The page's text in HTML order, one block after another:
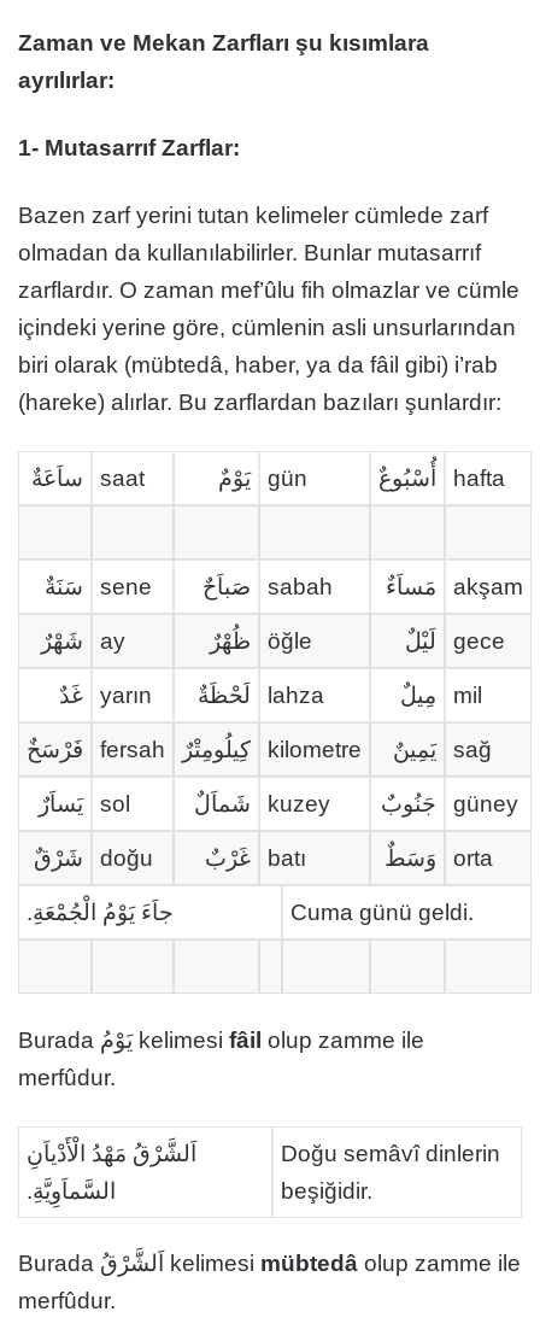
Zaman ve Mekan Zarfları şu kısımlara
ayrılırlar:
1- Mutasarrıf Zarflar:
Bazen zarf yerini tutan kelimeler cümlede zarf
olmadan da kullanılabilirler. Bunlar mutasarrıf
zarflardır. O zaman mef’ûlu fih olmazlar ve cümle
içindeki yerine göre, cümlenin asli unsurlarından
biri olarak (mübtedâ, haber, ya da fâil gibi) i’rab
(hareke) alırlar. Bu zarflardan bazıları şunlardır:
ساَعَةٌ saat يَوْمٌ gün أُسْبُوعٌ hafta
سَنَةٌ sene صَباَحٌ sabah مَساَءٌ akşam
شَهْرٌ ay ظُهْرٌ öğle لَيْلٌ gece
غَدٌ yarın لَحْظَةٌ lahza مِيلٌ mil
فَرْسَخٌ fersah كِيلُومِتْرٌ kilometre يَمِينٌ sağ
يَساَرٌ sol شَماَلٌ kuzey جَنُوبٌ güney
شَرْقٌ doğu غَرْبٌ batı وَسَطٌ orta
جاَءَ يَوْمُ الْجُمْعَةِ. Cuma günü geldi.
Burada يَوْمُ kelimesi fâil olup zamme ile
merfûdur.
اَلشَّرْقُ مَهْدُ الْأَدْياَنِ
السَّماَوِيَّةِ.
Doğu semâvî dinlerin
beşiğidir.
Burada اَلشَّرْقُ kelimesi mübtedâ olup zamme ile
merfûdur.